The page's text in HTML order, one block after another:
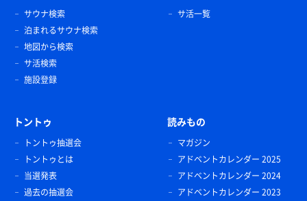
サウナ検索
泊まれるサウナ検索
地図から検索
サ活検索
施設登録
サ活一覧
トントゥ
トントゥ抽選会
トントゥとは
当選発表
過去の抽選会
読みもの
マガジン
アドベントカレンダー 2025
アドベントカレンダー 2024
アドベントカレンダー 2023